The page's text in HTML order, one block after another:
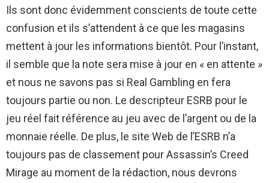
Ils sont donc évidemment conscients de toute cette
confusion et ils s’attendent à ce que les magasins
mettent à jour les informations bientôt. Pour l’instant,
il semble que la note sera mise à jour en « en attente »
et nous ne savons pas si Real Gambling en fera
toujours partie ou non. Le descripteur ESRB pour le
jeu réel fait référence au jeu avec de l’argent ou de la
monnaie réelle. De plus, le site Web de l’ESRB n’a
toujours pas de classement pour Assassin’s Creed
Mirage au moment de la rédaction, nous devrons